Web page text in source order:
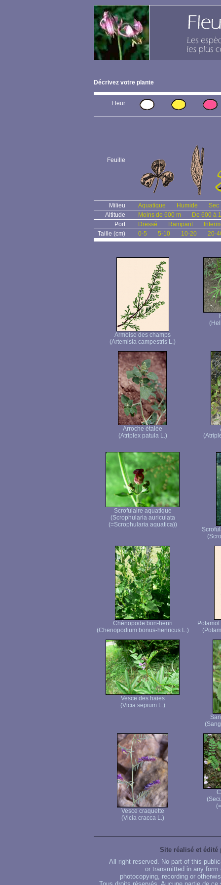
Décrivez votre plante
Fleur
Feuille
Milieu Aquatique Humide
Sec
Altitude
Moins de 600 m
De 600 à
Port
Dressé Rampant
Taille (cm)
0-5 5-10 10-20 20-
Armoise des champs
(Artemisia campestris L.)
Arroche étalée
(Atriplex patula L.)
Scrofulaire aquatique
(Scrophularia auriculata
(=Scrophularia aquatica))
Chénopode bon-henri
(Chenopodium bonus-henricus L.)
Vesce des haies
(Vicia sepium L.)
Vesce craquette
(Vicia cracca L.)
Site réalisé et édité
All right reserved. No part of this
or transmitted in any
photocopying, recording or